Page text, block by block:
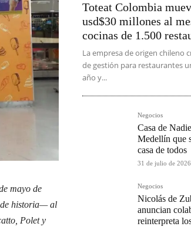
mayo de
de historia— al
Polet y
Toteat Colombia
usd$30 millones al
cocinas de 1.500
La empresa de origen chileno
de gestión para restaurantes
año y...
Negocios
Casa de
Medellín que
casa de todos
31 de julio de 2026
Negocios
Nicolás de
anuncian
reinterpreta